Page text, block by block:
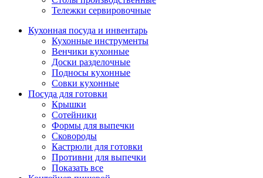
Тележки сервировочные
Кухонная посуда и инвентарь
Кухонные инструменты
Венчики кухонные
Доски разделочные
Подносы кухонные
Совки кухонные
Посуда для готовки
Крышки
Сотейники
Формы для выпечки
Сковороды
Кастрюли для готовки
Противни для выпечки
Показать все